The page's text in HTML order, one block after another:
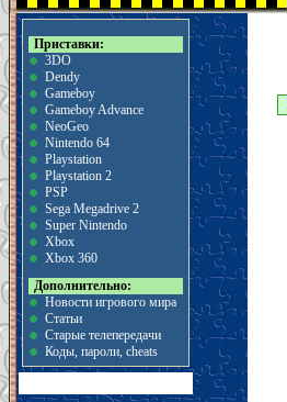
Приставки:
3DO
Dendy
Gameboy
Gameboy Advance
NeoGeo
Nintendo 64
Playstation
Playstation 2
PSP
Sega Megadrive 2
Super Nintendo
Xbox
Xbox 360
Дополнительно:
Новости игрового мира
Статьи
Старые телепередачи
Коды, пароли, cheats